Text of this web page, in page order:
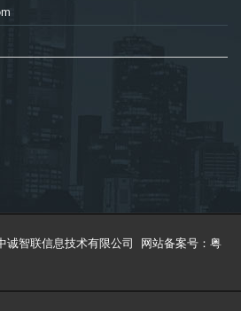
诚智联信息技术有限公司 网站备案号：粤